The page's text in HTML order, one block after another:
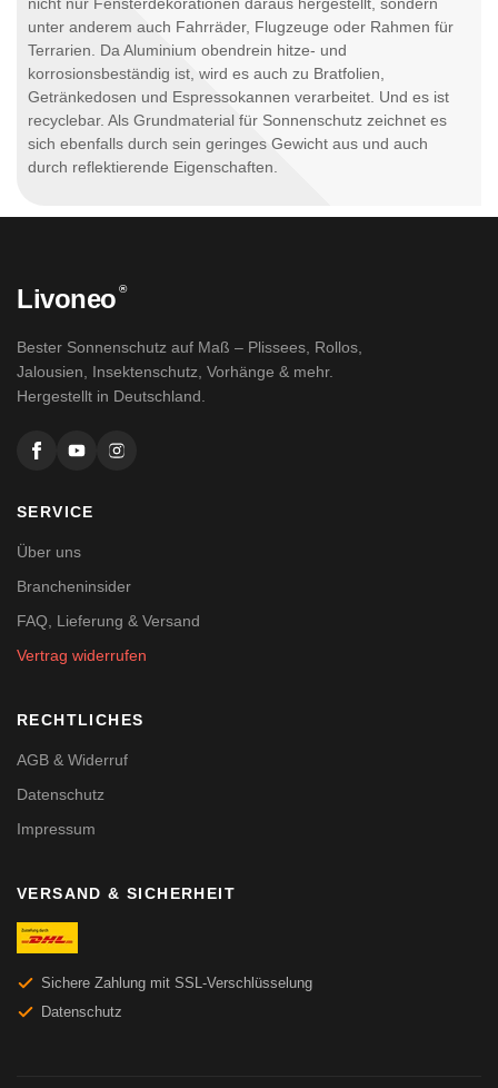
unter anderem auch Fahrräder, Flugzeuge oder Rahmen für
Terrarien. Da Aluminium obendrein hitze- und
korrosionsbeständig ist, wird es auch zu Bratfolien,
Getränkedosen und Espressokannen verarbeitet. Und es ist
recyclebar. Als Grundmaterial für Sonnenschutz zeichnet es
sich ebenfalls durch sein geringes Gewicht aus und auch
durch reflektierende Eigenschaften.
Livoneo ®
Bester Sonnenschutz auf Maß – Plissees, Rollos,
Jalousien, Insektenschutz, Vorhänge & mehr.
Hergestellt in Deutschland.
SERVICE
Über uns
Brancheninsider
FAQ, Lieferung & Versand
Vertrag widerrufen
RECHTLICHES
AGB & Widerruf
Datenschutz
Impressum
VERSAND & SICHERHEIT
Sichere Zahlung mit SSL-Verschlüsselung
Datenschutz